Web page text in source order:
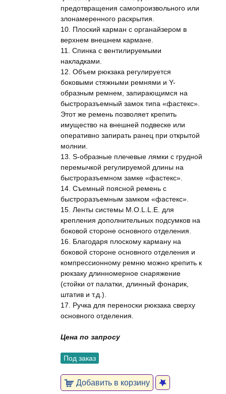
предотвращения самопроизвольного или
злонамеренного раскрытия.
10. Плоский карман с органайзером в
верхнем внешнем кармане.
11. Спинка с вентилируемыми
накладками.
12. Объем рюкзака регулируется
боковыми стяжными ремнями и Y-
образным ремнем, запирающимся на
быстроразъемный замок типа «фастекс».
Этот же ремень позволяет крепить
имущество на внешней подвеске или
оперативно запирать ранец при открытой
молнии.
13. S-образные плечевые лямки с грудной
перемычкой регулируемой длины на
быстроразъемном замке «фастекс».
14. Съемный поясной ремень с
быстроразъемным замком «фастекс».
15. Ленты системы M.O.L.L.E. для
крепления дополнительных подсумков на
боковой стороне основного отделения.
16. Благодаря плоскому карману на
боковой стороне основного отделения и
компрессионному ремню можно крепить к
рюкзаку длинномерное снаряжение
(стойки от палатки, длинный фонарик,
штатив и т.д.).
17. Ручка для переноски рюкзака сверху
основного отделения.
Цена по запросу
Под заказ
Добавить в корзину